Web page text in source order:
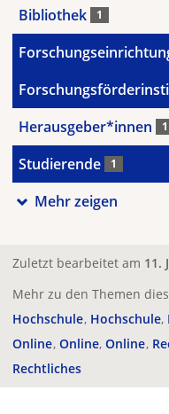
Bibliothek 1
Herausgeber*innen 1
Studierende 1
Mehr zeigen
Zuletzt bearbeitet am 11.
Mehr zu den Themen
Hochschule Hochschule
Online Online Online
Rechtliches